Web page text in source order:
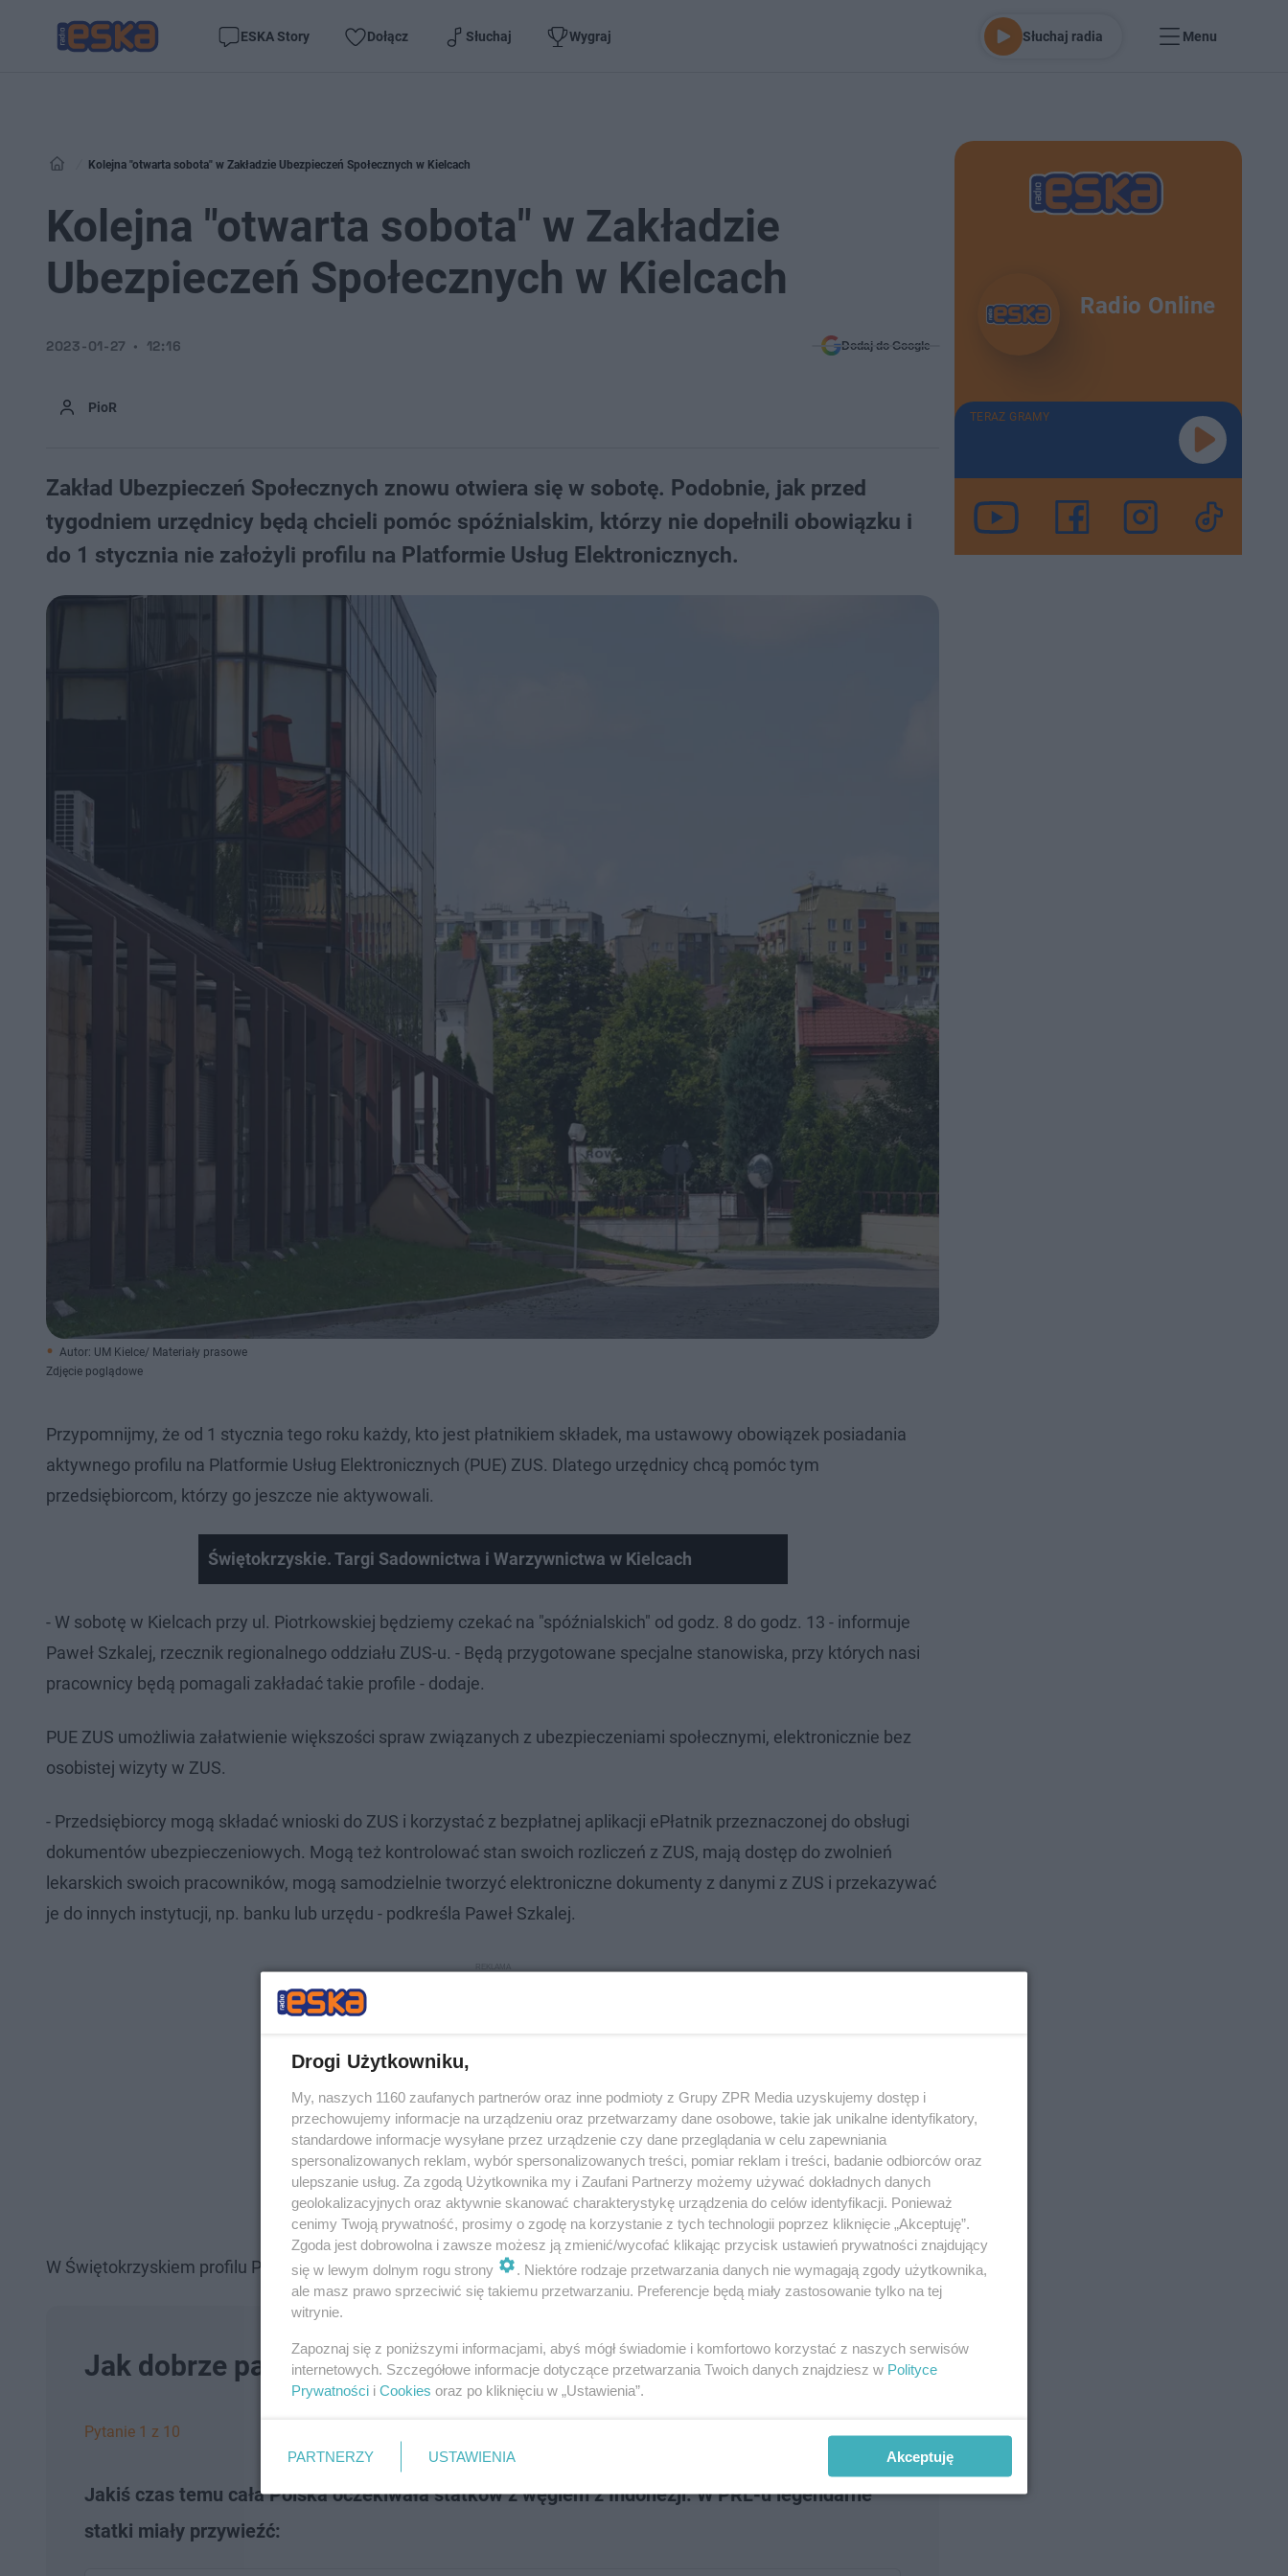
ESKA Story Dołącz Słuchaj Wygraj Słuchaj radia Menu
Kolejna "otwarta sobota" w Zakładzie Ubezpieczeń Społecznych w Kielcach
Kolejna "otwarta sobota" w Zakładzie
Ubezpieczeń Społecznych w Kielcach
PioR
2023-01-27 12:16 Dodaj do Google
Zakład Ubezpieczeń Społecznych znowu otwiera się w sobotę. Podobnie, jak przed
tygodniem urzędnicy będą chcieli pomóc spóźnialskim, którzy nie dopełnili obowiązku i
do 1 stycznia nie założyli profilu na Platformie Usług Elektronicznych.
Autor: UM Kielce/ Materiały prasowe
Zdjęcie poglądowe
Przypomnijmy, że od 1 stycznia tego roku każdy, kto jest płatnikiem składek, ma ustawowy obowiązek posiadania
aktywnego profilu na Platformie Usług Elektronicznych (PUE) ZUS. Dlatego urzędnicy chcą pomóc tym
przedsiębiorcom, którzy go jeszcze nie aktywowali.
Świętokrzyskie. Targi Sadownictwa i Warzywnictwa w Kielcach
- W sobotę w Kielcach przy ul. Piotrkowskiej będziemy czekać na "spóźnialskich" od godz. 8 do godz. 13 - informuje
Paweł Szkalej, rzecznik regionalnego oddziału ZUS-u. - Będą przygotowane specjalne stanowiska, przy których nasi
pracownicy będą pomagali zakładać takie profile - dodaje.
PUE ZUS umożliwia załatwienie większości spraw związanych z ubezpieczeniami społecznymi, elektronicznie bez
osobistej wizyty w ZUS.
- Przedsiębiorcy mogą składać wnioski do ZUS i korzystać z bezpłatnej aplikacji ePłatnik przeznaczonej do obsługi
dokumentów ubezpieczeniowych. Mogą też kontrolować stan swoich rozliczeń z ZUS, mają dostęp do zwolnień
lekarskich swoich pracowników, mogą samodzielnie tworzyć elektroniczne dokumenty z danymi z ZUS i przekazywać
je do innych instytucji, np. banku lub urzędu - podkreśla Paweł Szkalej.
W Świętokrzyskiem profilu PUE ZUS wciąż nie posiada około 3,5 tys. przedsiębiorców.
Jak dobrze pamiętasz czasy PRL-u? Quiz
Pytanie 1 z 10
Jakiś czas temu cała Polska oczekiwała statków z węglem z Indonezji. W PRL-u legendarne
statki miały przywieźć:
Radio Online
TERAZ GRAMY
Drogi Użytkowniku,
My, naszych 1160 zaufanych partnerów oraz inne podmioty z Grupy ZPR Media uzyskujemy dostęp i
przechowujemy informacje na urządzeniu oraz przetwarzamy dane osobowe, takie jak unikalne identyfikatory,
standardowe informacje wysyłane przez urządzenie czy dane przeglądania w celu zapewniania
spersonalizowanych reklam, wybór spersonalizowanych treści, pomiar reklam i treści, badanie odbiorców oraz
ulepszanie usług. Za zgodą Użytkownika my i Zaufani Partnerzy możemy używać dokładnych danych
geolokalizacyjnych oraz aktywnie skanować charakterystykę urządzenia do celów identyfikacji. Ponieważ
cenimy Twoją prywatność, prosimy o zgodę na korzystanie z tych technologii poprzez kliknięcie „Akceptuję”.
Zgoda jest dobrowolna i zawsze możesz ją zmienić/wycofać klikając przycisk ustawień prywatności znajdujący
się w lewym dolnym rogu strony
. Niektóre rodzaje przetwarzania danych nie wymagają zgody użytkownika,
ale masz prawo sprzeciwić się takiemu przetwarzaniu. Preferencje będą miały zastosowanie tylko na tej
witrynie.
Zapoznaj się z poniższymi informacjami, abyś mógł świadomie i komfortowo korzystać z naszych serwisów
internetowych. Szczegółowe informacje dotyczące przetwarzania Twoich danych znajdziesz w Polityce
Prywatności i Cookies oraz po kliknięciu w „Ustawienia”.
PARTNERZY USTAWIENIA Akceptuję